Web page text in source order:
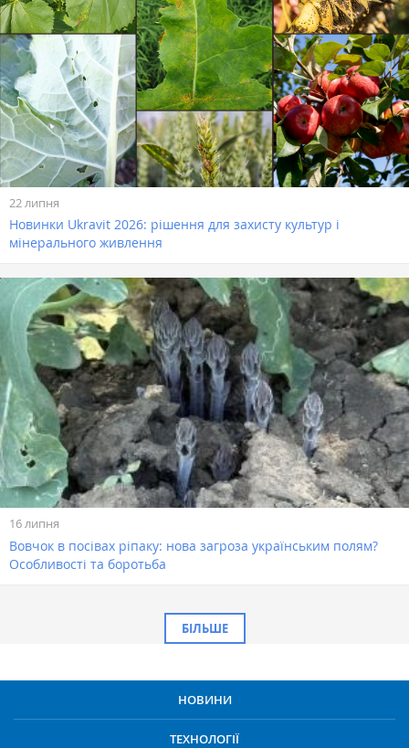
22 липня
Новинки Ukravit 2026: рішення для захисту культур і
мінерального живлення
16 липня
Вовчок в посівах ріпаку: нова загроза українським полям?
Особливості та боротьба
БІЛЬШЕ
НОВИНИ
ТЕХНОЛОГІЇ